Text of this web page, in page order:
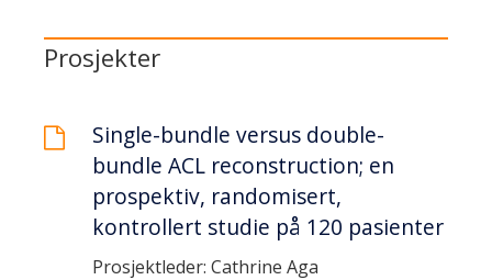
Prosjekter
Single-bundle versus double-
bundle ACL reconstruction; en
prospektiv, randomisert,
kontrollert studie på 120 pasienter
Prosjektleder: Cathrine Aga